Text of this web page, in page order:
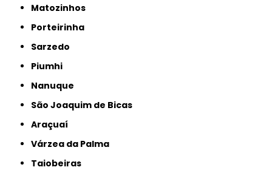
Matozinhos
Porteirinha
Sarzedo
Piumhi
Nanuque
São Joaquim de Bicas
Araçuaí
Várzea da Palma
Taiobeiras